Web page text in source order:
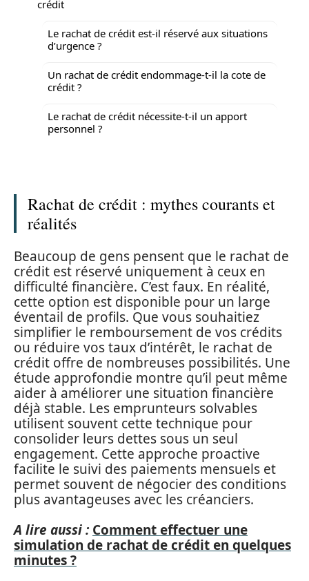
crédit
Le rachat de crédit est-il réservé aux situations
d’urgence ?
Un rachat de crédit endommage-t-il la cote de
crédit ?
Le rachat de crédit nécessite-t-il un apport
personnel ?
Rachat de crédit : mythes courants et
réalités
Beaucoup de gens pensent que le rachat de
crédit est réservé uniquement à ceux en
difficulté financière. C’est faux. En réalité,
cette option est disponible pour un large
éventail de profils. Que vous souhaitiez
simplifier le remboursement de vos crédits
ou réduire vos taux d’intérêt, le rachat de
crédit offre de nombreuses possibilités. Une
étude approfondie montre qu’il peut même
aider à améliorer une situation financière
déjà stable. Les emprunteurs solvables
utilisent souvent cette technique pour
consolider leurs dettes sous un seul
engagement. Cette approche proactive
facilite le suivi des paiements mensuels et
permet souvent de négocier des conditions
plus avantageuses avec les créanciers.
A lire aussi : Comment effectuer une
simulation de rachat de crédit en quelques
minutes ?